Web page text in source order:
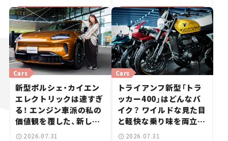
新型ポルシェ・カイエン
エレクトリックは速すぎ
る！ エンジン車派の私の
価値観を覆した、新しい
ポルシェの走り。
Cars
2026.07.31
トライアンフ新型「トラ
ッカー400」はどんなバ
イク？ ワイルドな見た目
と軽快な乗り味を両立し
た400ccフラットトラッ
Cars
2026.07.31